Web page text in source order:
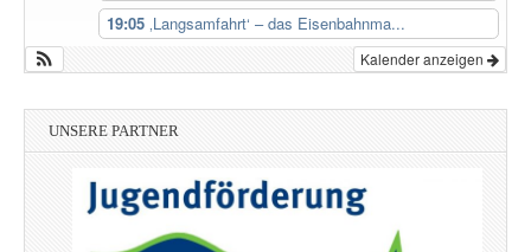
19:05 ‚Langsamfahrt‘ – das Eisenbahnma...
Kalender anzeigen
UNSERE PARTNER